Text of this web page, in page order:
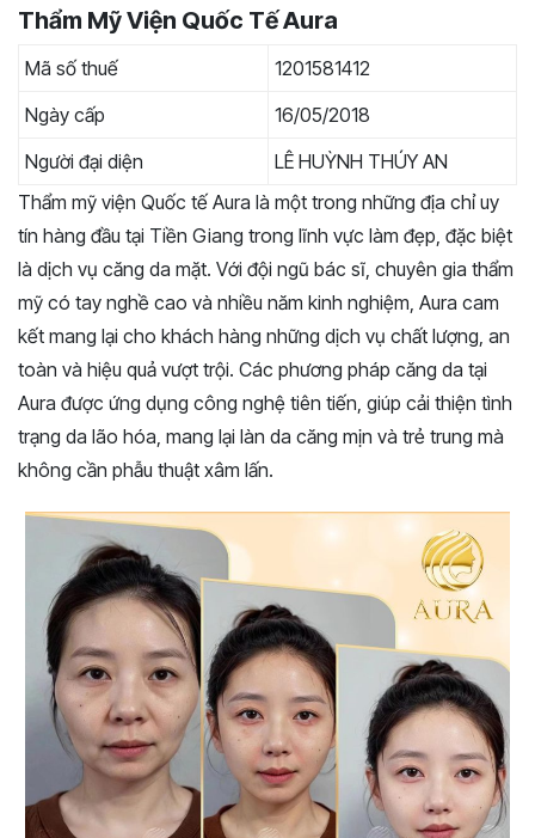
Thẩm Mỹ Viện Quốc Tế Aura
Mã số thuế
1201581412
Ngày cấp
16/05/2018
Người đại diện
LÊ HUỲNH THÚY AN
Thẩm mỹ viện Quốc tế Aura là một trong những địa chỉ uy
tín hàng đầu tại Tiền Giang trong lĩnh vực làm đẹp, đặc biệt
là dịch vụ căng da mặt. Với đội ngũ bác sĩ, chuyên gia thẩm
mỹ có tay nghề cao và nhiều năm kinh nghiệm, Aura cam
kết mang lại cho khách hàng những dịch vụ chất lượng, an
toàn và hiệu quả vượt trội. Các phương pháp căng da tại
Aura được ứng dụng công nghệ tiên tiến, giúp cải thiện tình
trạng da lão hóa, mang lại làn da căng mịn và trẻ trung mà
không cần phẫu thuật xâm lấn.